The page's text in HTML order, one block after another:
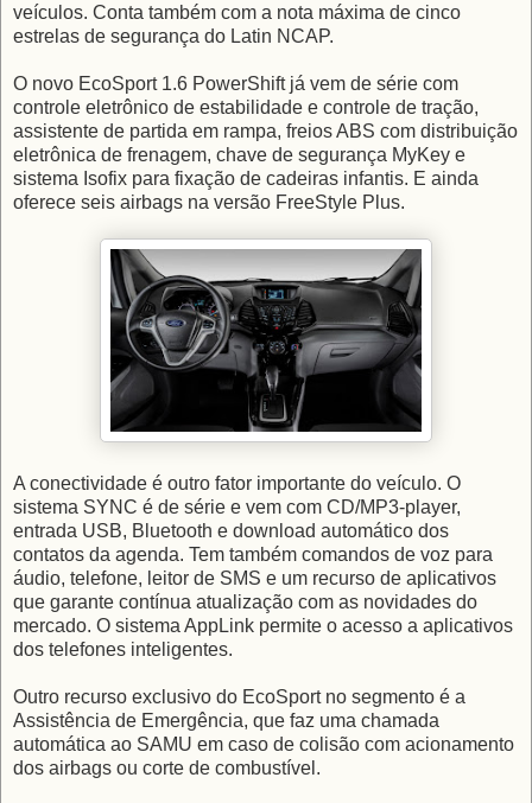
veículos. Conta também com a nota máxima de cinco
estrelas de segurança do Latin NCAP.
O novo EcoSport 1.6 PowerShift já vem de série com
controle eletrônico de estabilidade e controle de tração,
assistente de partida em rampa, freios ABS com distribuição
eletrônica de frenagem, chave de segurança MyKey e
sistema Isofix para fixação de cadeiras infantis. E ainda
oferece seis airbags na versão FreeStyle Plus.
A conectividade é outro fator importante do veículo. O
sistema SYNC é de série e vem com CD/MP3-player,
entrada USB, Bluetooth e download automático dos
contatos da agenda. Tem também comandos de voz para
áudio, telefone, leitor de SMS e um recurso de aplicativos
que garante contínua atualização com as novidades do
mercado. O sistema AppLink permite o acesso a aplicativos
dos telefones inteligentes.
Outro recurso exclusivo do EcoSport no segmento é a
Assistência de Emergência, que faz uma chamada
automática ao SAMU em caso de colisão com acionamento
dos airbags ou corte de combustível.